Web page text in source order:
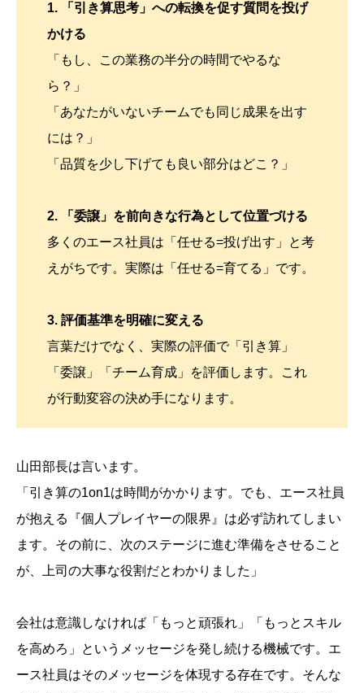
1. 「引き算思考」への転換を促す質問を投げ
かける
「もし、この業務の半分の時間でやるな
ら？」
「あなたがいないチームでも同じ成果を出す
には？」
「品質を少し下げても良い部分はどこ？」
2. 「委譲」を前向きな行為として位置づける
多くのエース社員は「任せる=投げ出す」と考
えがちです。実際は「任せる=育てる」です。
3. 評価基準を明確に変える
言葉だけでなく、実際の評価で「引き算」
「委譲」「チーム育成」を評価します。これ
が行動変容の決め手になります。
山田部長は言います。
「引き算の1on1は時間がかかります。でも、エース社員
が抱える『個人プレイヤーの限界』は必ず訪れてしまい
ます。その前に、次のステージに進む準備をさせること
が、上司の大事な役割だとわかりました」
会社は意識しなければ「もっと頑張れ」「もっとスキル
を高めろ」というメッセージを発し続ける機械です。エ
ース社員はそのメッセージを体現する存在です。そんな